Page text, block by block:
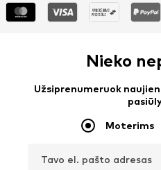
Nieko
Užsiprenumeruok
Moterims
Tavo el. pašto adresas